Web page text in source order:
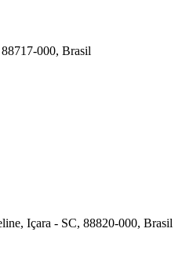
000, Brasil
Içara - SC, 88820-000, Brasil